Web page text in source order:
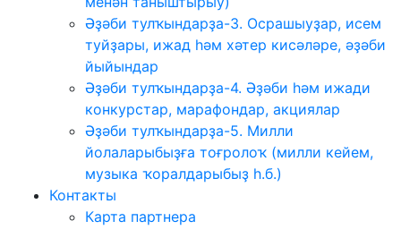
Әҙәби тулҡындарҙа-3. Осрашыуҙар, исем
туйҙары, ижад һәм хәтер кисәләре, әҙәби
йыйындар
Әҙәби тулҡындарҙа-4. Әҙәби һәм ижади
конкурстар, марафондар, акциялар
Әҙәби тулҡындарҙа-5. Милли
йолаларыбыҙға тоғролоҡ (милли кейем,
музыка ҡоралдарыбыҙ һ.б.)
Контакты
Карта партнера